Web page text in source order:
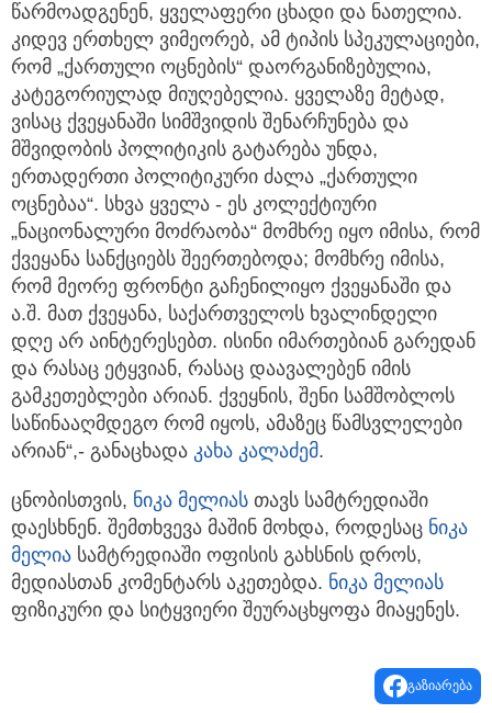
წარმოადგენენ, ყველაფერი ცხადი და ნათელია.
კიდევ ერთხელ ვიმეორებ, ამ ტიპის სპეკულაციები,
რომ „ქართული ოცნების“ დაორგანიზებულია,
კატეგორიულად მიუღებელია. ყველაზე მეტად,
ვისაც ქვეყანაში სიმშვიდის შენარჩუნება და
მშვიდობის პოლიტიკის გატარება უნდა,
ერთადერთი პოლიტიკური ძალა „ქართული
ოცნებაა“. სხვა ყველა - ეს კოლექტიური
„ნაციონალური მოძრაობა“ მომხრე იყო იმისა, რომ
ქვეყანა სანქციებს შეერთებოდა; მომხრე იმისა,
რომ მეორე ფრონტი გაჩენილიყო ქვეყანაში და
ა.შ. მათ ქვეყანა, საქართველოს ხვალინდელი
დღე არ აინტერესებთ. ისინი იმართებიან გარედან
და რასაც ეტყვიან, რასაც დაავალებენ იმის
გამკეთებლები არიან. ქვეყნის, შენი სამშობლოს
საწინააღმდეგო რომ იყოს, ამაზეც წამსვლელები
არიან“,- განაცხადა კახა კალაძემ.
ცნობისთვის, ნიკა მელიას თავს სამტრედიაში
დაესხნენ. შემთხვევა მაშინ მოხდა, როდესაც ნიკა
მელია სამტრედიაში ოფისის გახსნის დროს,
მედიასთან კომენტარს აკეთებდა. ნიკა მელიას
ფიზიკური და სიტყვიერი შეურაცხყოფა მიაყენეს.
გაზიარება